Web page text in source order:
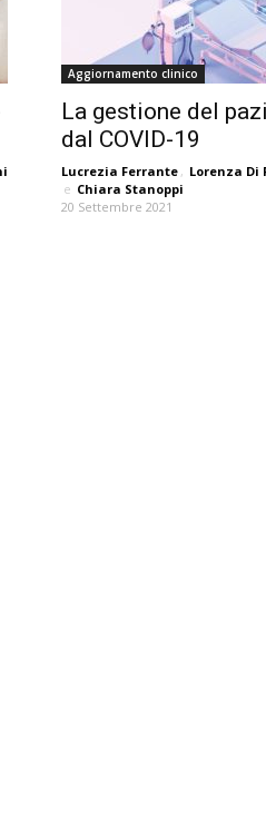
Aggiornamento clinico
La gestione del
dal COVID-19
Lucrezia Ferrante , Lorenza Di
e Chiara Stanoppi
20 Settembre 2021